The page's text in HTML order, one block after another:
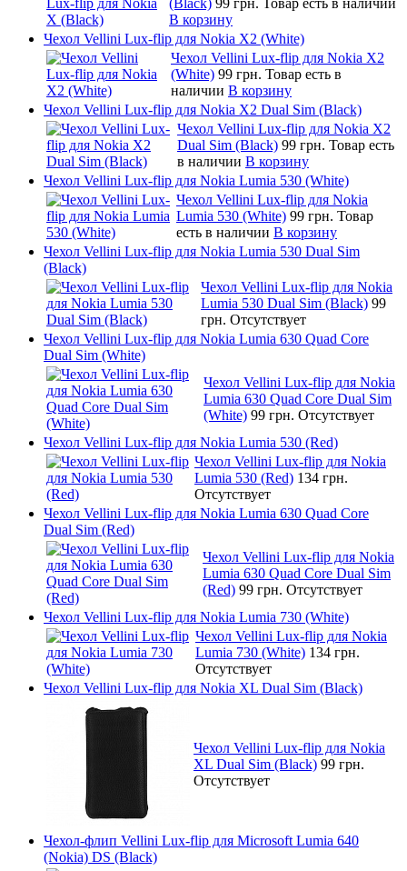
В корзину
Чехол Vellini Lux-flip для Nokia X2 (White)
Чехол Vellini Lux-flip для Nokia X2
(White) 99 грн. Товар есть в
наличии В корзину
Чехол Vellini Lux-flip для Nokia X2 Dual Sim (Black)
Чехол Vellini Lux-flip для Nokia X2
Dual Sim (Black) 99 грн. Товар есть
в наличии В корзину
Чехол Vellini Lux-flip для Nokia Lumia 530 (White)
Чехол Vellini Lux-flip для Nokia
Lumia 530 (White) 99 грн. Товар
есть в наличии В корзину
Чехол Vellini Lux-flip для Nokia Lumia 530 Dual Sim
(Black)
Чехол Vellini Lux-flip для Nokia
Lumia 530 Dual Sim (Black) 99
грн. Отсутствует
Чехол Vellini Lux-flip для Nokia Lumia 630 Quad Core
Dual Sim (White)
Чехол Vellini Lux-flip для Nokia
Lumia 630 Quad Core Dual Sim
(White) 99 грн. Отсутствует
Чехол Vellini Lux-flip для Nokia Lumia 530 (Red)
Чехол Vellini Lux-flip для Nokia
Lumia 530 (Red) 134 грн.
Отсутствует
Чехол Vellini Lux-flip для Nokia Lumia 630 Quad Core
Dual Sim (Red)
Чехол Vellini Lux-flip для Nokia
Lumia 630 Quad Core Dual Sim
(Red) 99 грн. Отсутствует
Чехол Vellini Lux-flip для Nokia Lumia 730 (White)
Чехол Vellini Lux-flip для Nokia
Lumia 730 (White) 134 грн.
Отсутствует
Чехол Vellini Lux-flip для Nokia XL Dual Sim (Black)
Чехол Vellini Lux-flip для Nokia
XL Dual Sim (Black) 99 грн.
Отсутствует
Чехол-флип Vellini Lux-flip для Microsoft Lumia 640
(Nokia) DS (Black)